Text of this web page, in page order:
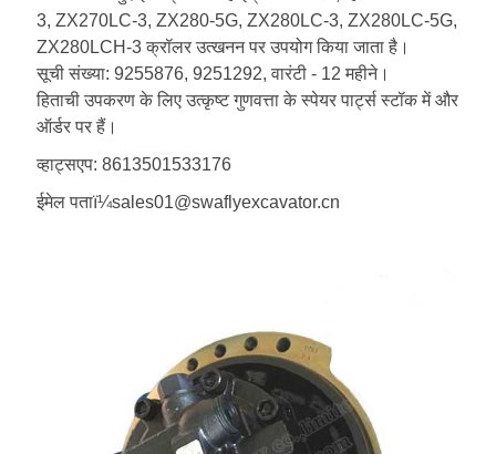
3, ZX270LC-3, ZX280-5G, ZX280LC-3, ZX280LC-5G,
ZX280LCH-3 क्रॉलर उत्खनन पर उपयोग किया जाता है।
सूची संख्या: 9255876, 9251292, वारंटी - 12 महीने।
हिताची उपकरण के लिए उत्कृष्ट गुणवत्ता के स्पेयर पार्ट्स स्टॉक में और
ऑर्डर पर हैं।
व्हाट्सएप: 8613501533176
ईमेल पताï¼sales01@swaflyexcavator.cn